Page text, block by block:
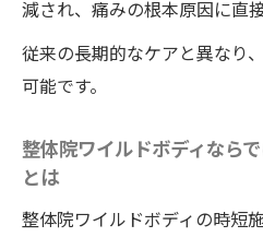
減され、痛みの根本原因に直
従来の長期的なケアと異なり
可能です。
整体院ワイルドボディなら
とは
整体院ワイルドボディの時短